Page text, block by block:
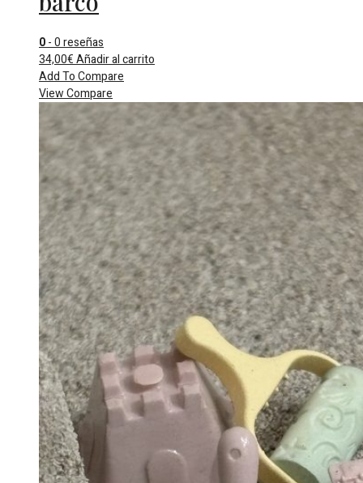
0- 0 reseñas
34,00€Añadir al carrito
Add To Compare
View Compare